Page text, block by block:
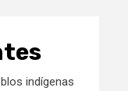
indígenas